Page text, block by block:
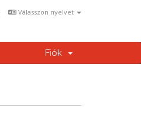
Válasszon nyelvet
Fiók